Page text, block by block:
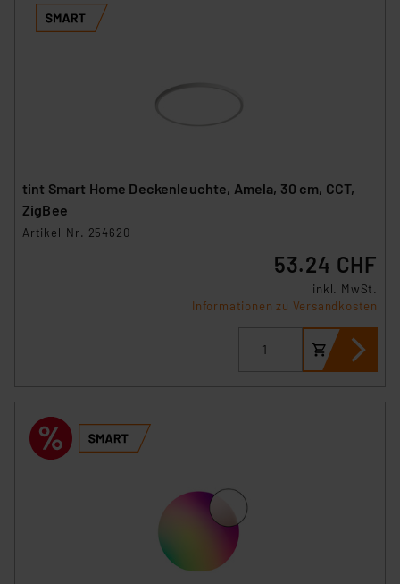
VO) zu. Eine detaillierte Auflistung der einzelnen
Cookies nach Zweck und Anbieter ist durch Klick auf
ablehnen oder ihr ganz oder teilweise zustimmen. Ihre
Analyse bis zum Zeitpunkt des Widerrufs bleibt hiervon
unberührt. Ihre Browser-Einstellungen können dazu
führen, dass die Einstellungen nicht längerfristig
gespeichert werden und dieses Banner erneut
„Einige Drittanbieter verarbeiten personenbezogene
Daten in den USA. Ihre Einwilligung zur Einbindung von
Cookies dieser Drittanbieter umfasst daher ggf. auch
und zu der jeweiligen Datenübermittlung erhalten Sie in
der Datenschutzerklärung. Für die USA besteht kein
dass die USA als Land mit unzureichendem
Datenschutz nach EU-Standards eingestuft wird. So
besteht etwa das Risiko, dass US-Behörden
personenbezogene Daten in
tint Smart Home Deckenleuchte, Amela, 30 cm, CCT,
ZigBee
Artikel-Nr. 254620
53.24 CHF
inkl. MwSt.
Informationen zu Versandkosten